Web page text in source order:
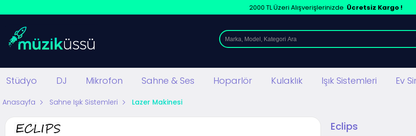
2000 TL Üzeri Alışverişlerinizde Ücretsiz Kargo !
Stüdyo DJ Mikrofon Sahne & Ses Hoparlör Kulaklık Işık Sistemleri Ev
Anasayfa Sahne Işık Sistemleri Lazer Makinesi
Eclips